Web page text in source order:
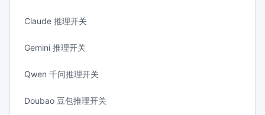
Claude 推理开关
Gemini 推理开关
Qwen 千问推理开关
Doubao 豆包推理开关